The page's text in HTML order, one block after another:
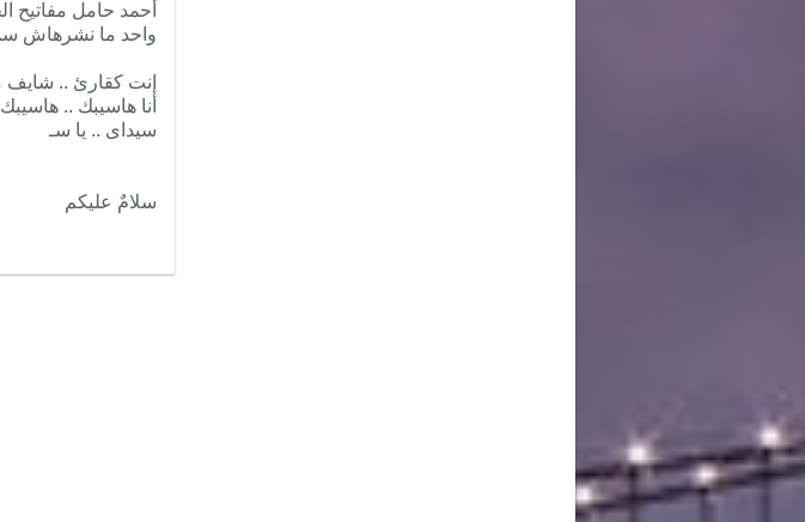
واحد ما نشرهاش
إنت كقارئ .. شايف
أنا هاسيبك ..
سيداى .. يا سـ
سلامٌ عليكم